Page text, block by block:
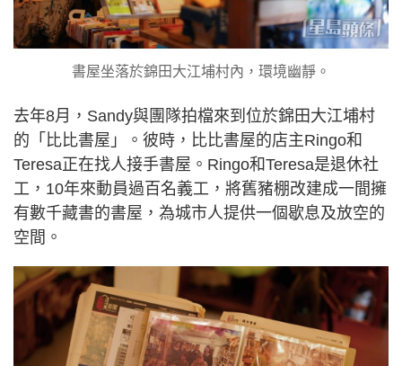
書屋坐落於錦田大江埔村內，環境幽靜。
去年8月，Sandy與團隊拍檔來到位於錦田大江埔村
的「比比書屋」。彼時，比比書屋的店主Ringo和
Teresa正在找人接手書屋。Ringo和Teresa是退休社
工，10年來動員過百名義工，將舊豬棚改建成一間擁
有數千藏書的書屋，為城市人提供一個歇息及放空的
空間。